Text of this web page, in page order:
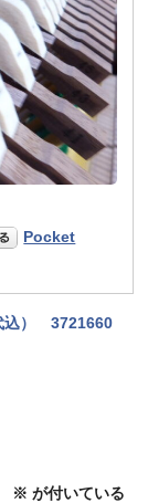
Pocket
込） 3721660
※ が付いている